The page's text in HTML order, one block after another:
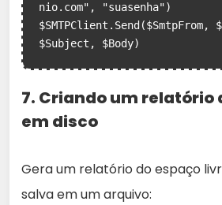
nio.com", "suasenha")
$SMTPClient.Send($SmtpFrom,
7. Criando um relatório
em disco
Gera um relatório do espaço
salva em um arquivo: